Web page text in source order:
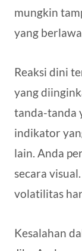
mungkin
yang
Reaksi dini
yang
tanda-tanda
indikator
lain. Anda
secara
volatilitas
Kesalahan